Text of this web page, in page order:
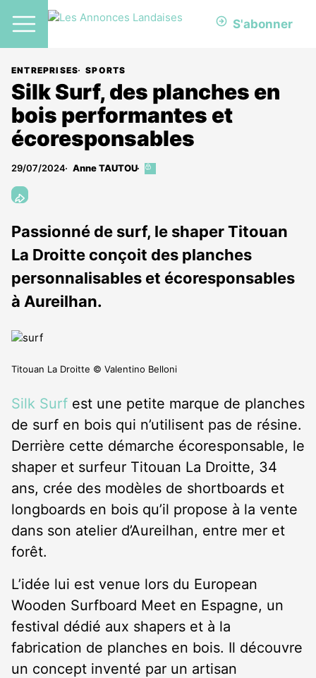
S'abonner
ENTREPRISES SPORTS
Silk Surf, des planches en
bois performantes et
écoresponsables
29/07/2024 Anne TAUTOU
Cet
aux
abonnés
Passionné de surf, le shaper Titouan
La Droitte conçoit des planches
personnalisables et écoresponsables
à Aureilhan.
Titouan La Droitte © Valentino Belloni
Silk Surf est une petite marque de planches
de surf en bois qui n’utilisent pas de résine.
Derrière cette démarche écoresponsable, le
shaper et surfeur Titouan La Droitte, 34
ans, crée des modèles de shortboards et
longboards en bois qu’il propose à la vente
dans son atelier d’Aureilhan, entre mer et
forêt.
L’idée lui est venue lors du European
Wooden Surfboard Meet en Espagne, un
festival dédié aux shapers et à la
fabrication de planches en bois. Il découvre
un concept inventé par un artisan